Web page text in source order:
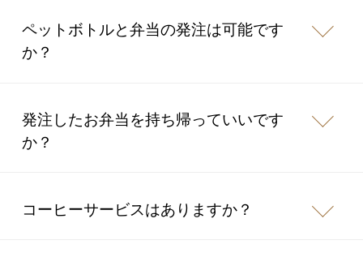
ペットボトルと弁当の発注は可能です
か？
発注したお弁当を持ち帰っていいです
か？
コーヒーサービスはありますか？